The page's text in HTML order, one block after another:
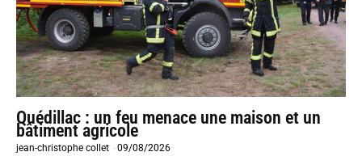
Quédillac : un feu menace une maison et un
bâtiment agricole
jean-christophe collet -09/08/2026